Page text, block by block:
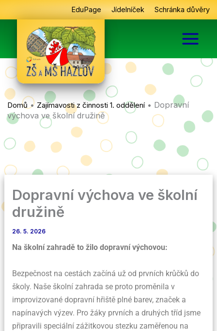
na
EduPage Jídelníček Schránka důvěry
Domů • Zajímavosti z činnosti 1. oddělení • Dopravní
výchova ve školní družině
Dopravní výchova ve školní
družině
26. 5. 2026
Na školní zahradě to žilo dopravní výchovou:
Bezpečnost na cestách začíná už od prvních krůčků do
školy. Naše školní zahrada se proto proměnila v
improvizované dopravní hřiště plné barev, značek a
napínavých výzev. Pro žáky prvních a druhých tříd jsme
připravili speciální zážitkovou stezku zaměřenou na